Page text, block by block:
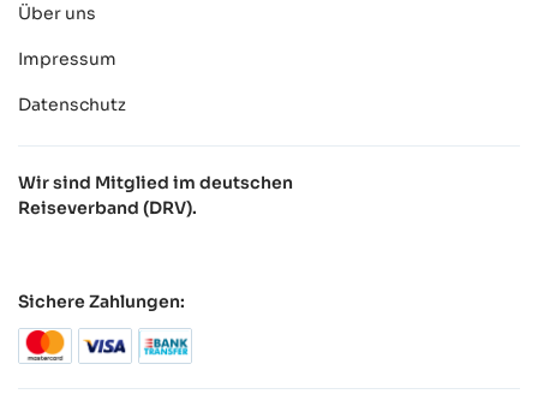
Über uns
Impressum
Datenschutz
Wir sind Mitglied im deutschen
Reiseverband (DRV).
Sichere Zahlungen: